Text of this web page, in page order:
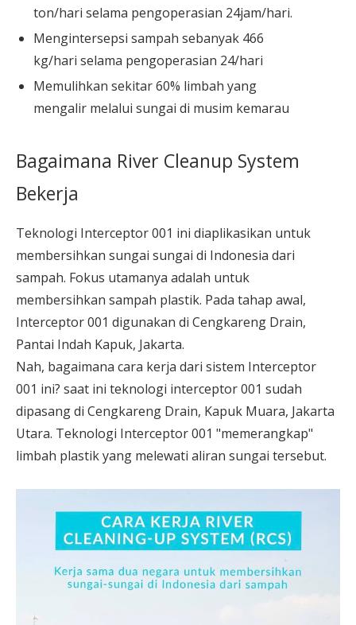
ton/hari selama pengoperasian 24jam/hari.
Mengintersepsi sampah sebanyak 466
kg/hari selama pengoperasian 24/hari
Memulihkan sekitar 60% limbah yang
mengalir melalui sungai di musim kemarau
Bagaimana River Cleanup System
Bekerja
Teknologi Interceptor 001 ini diaplikasikan untuk
membersihkan sungai sungai di Indonesia dari
sampah. Fokus utamanya adalah untuk
membersihkan sampah plastik. Pada tahap awal,
Interceptor 001 digunakan di Cengkareng Drain,
Pantai Indah Kapuk, Jakarta.
Nah, bagaimana cara kerja dari sistem Interceptor
001 ini? saat ini teknologi interceptor 001 sudah
dipasang di Cengkareng Drain, Kapuk Muara, Jakarta
Utara. Teknologi Interceptor 001 "memerangkap"
limbah plastik yang melewati aliran sungai tersebut.